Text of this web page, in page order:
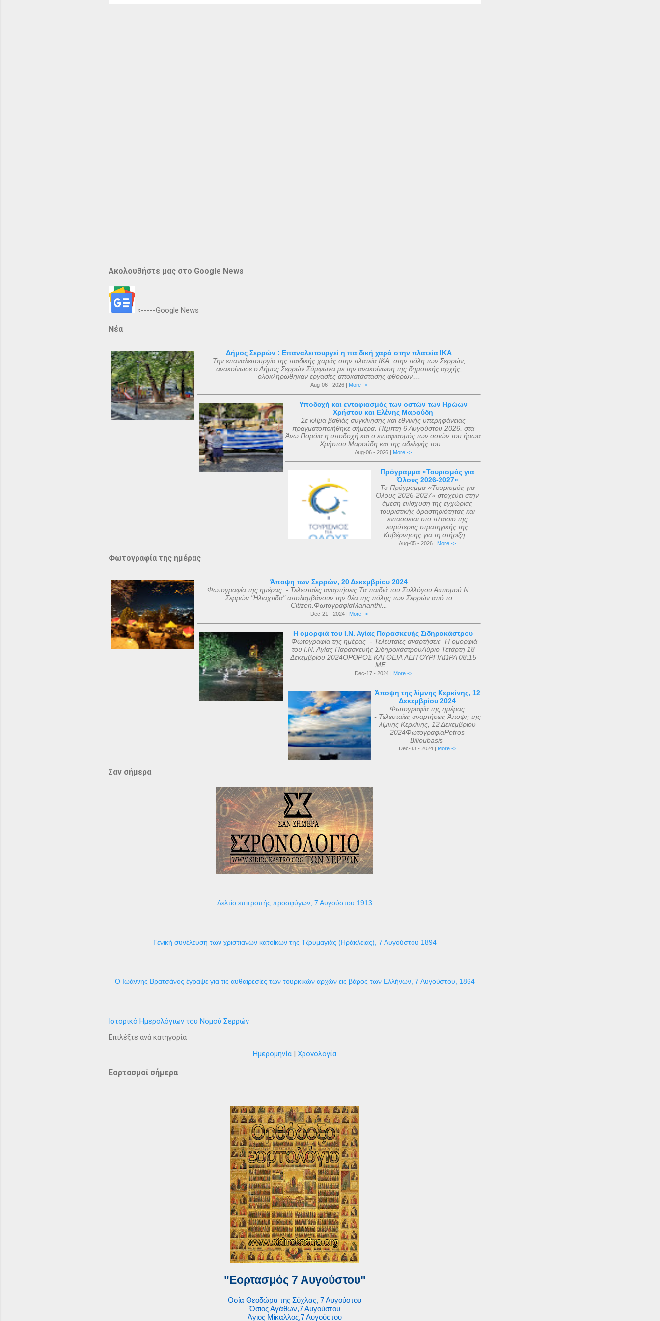
Ακολουθήστε μας στο Google News
<-----Google News
Νέα
Δήμος Σερρών : Επαναλειτουργεί η παιδική χαρά στην πλατεία ΙΚΑ
Την επαναλειτουργία της παιδικής χαράς στην πλατεία ΙΚΑ, στην πόλη των Σερρών,
ανακοίνωσε ο Δήμος Σερρών.Σύμφωνα με την ανακοίνωση της δημοτικής αρχής,
ολοκληρώθηκαν εργασίες αποκατάστασης φθορών,...
Aug-06 - 2026 | More ->
Υποδοχή και ενταφιασμός των οστών των Ηρώων
Χρήστου και Ελένης Μαρούδη
Σε κλίμα βαθιάς συγκίνησης και εθνικής υπερηφάνειας
πραγματοποιήθηκε σήμερα, Πέμπτη 6 Αυγούστου 2026, στα
Άνω Πορόια η υποδοχή και ο ενταφιασμός των οστών του ήρωα
Χρήστου Μαρούδη και της αδελφής του...
Aug-06 - 2026 | More ->
Πρόγραμμα «Τουρισμός για
Όλους 2026-2027»
Το Πρόγραμμα «Τουρισμός για
Όλους 2026-2027» στοχεύει στην
άμεση ενίσχυση της εγχώριας
τουριστικής δραστηριότητας και
εντάσσεται στο πλαίσιο της
ευρύτερης στρατηγικής της
Κυβέρνησης για τη στήριξη...
Aug-05 - 2026 | More ->
Φωτογραφία της ημέρας
Άποψη των Σερρών, 20 Δεκεμβρίου 2024
Φωτογραφία της ημέρας - Τελευταίες αναρτήσεις Τα παιδιά του Συλλόγου Αυτισμού Ν.
Σερρών "Ηλιαχτίδα" απολαμβάνουν την θέα της πόλης των Σερρών από το
Citizen.ΦωτογραφίαMarianthi...
Dec-21 - 2024 | More ->
Η ομορφιά του Ι.Ν. Αγίας Παρασκευής Σιδηροκάστρου
Φωτογραφία της ημέρας - Τελευταίες αναρτήσεις Η ομορφιά
του Ι.Ν. Αγίας Παρασκευής ΣιδηροκάστρουΑύριο Τετάρτη 18
Δεκεμβρίου 2024ΟΡΘΡΟΣ ΚΑΙ ΘΕΙΑ ΛΕΙΤΟΥΡΓΙΑΩΡΑ 08:15
ΜΕ...
Dec-17 - 2024 | More ->
Άποψη της λίμνης Κερκίνης, 12
Δεκεμβρίου 2024
Φωτογραφία της ημέρας
- Τελευταίες αναρτήσεις Άποψη της
λίμνης Κερκίνης, 12 Δεκεμβρίου
2024ΦωτογραφίαPetros
Bilioubasis
Dec-13 - 2024 | More ->
Σαν σήμερα
Δελτίο επιτροπής προσφύγων, 7 Αυγούστου 1913
Γενική συνέλευση των χριστιανών κατοίκων της Τζουμαγιάς (Ηράκλειας), 7 Αυγούστου 1894
Ο Ιωάννης Βρατσάνος έγραψε για τις αυθαιρεσίες των τουρκικών αρχών εις βάρος των Ελλήνων, 7 Αυγούστου, 1864
Ιστορικό Ημερολόγιων του Νομού Σερρών
Επιλέξτε ανά κατηγορία
Ημερομηνία
Χρονολογία
Εορτασμοί σήμερα
"Εορτασμός 7 Αυγούστου"
Οσία Θεοδώρα της Σύχλας, 7 Αυγούστου
Όσιος Αγάθων,7 Αυγούστου
Άγιος Μίκαλλος,7 Αυγούστου